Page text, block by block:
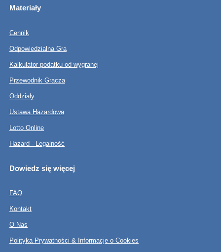
Materiały
Cennik
Odpowiedzialna Gra
Kalkulator podatku od wygranej
Przewodnik Gracza
Oddziały
Ustawa Hazardowa
Lotto Online
Hazard - Legalność
Dowiedz się więcej
FAQ
Kontakt
O Nas
Polityka Prywatności & Informacje o Cookies